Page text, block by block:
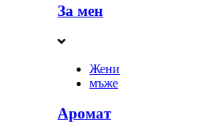
За мен
Жени
мъже
Аромат